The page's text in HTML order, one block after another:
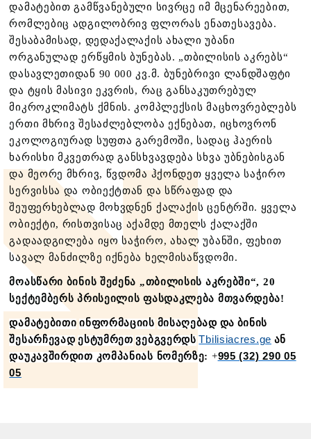
დამატებით გამწვანებული სივრცე იმ მცენარეებით,
რომლებიც ადგილობრივ ფლორას ენათესავება.
შესაბამისად, დედაქალაქის ახალი უბანი
ორგანულად ერწყმის ბუნებას. „თბილისის აკრებს“
დასავლეთიდან 90 000 კვ.მ. ბუნებრივი ლანდშაფტი
და ტყის მასივი ეკვრის, რაც განსაკუთრებულ
მიკროკლიმატს ქმნის. კომპლექსის მაცხოვრებლებს
ერთი მხრივ შესაძლებლობა ექნებათ, იცხოვრონ
ეკოლოგიურად სუფთა გარემოში, სადაც ჰაერის
ხარისხი მკვეთრად განსხვავდება სხვა უბნებისგან
და მეორე მხრივ, წვდომა ჰქონდეთ ყველა საჭირო
სერვისსა და ობიექტთან და სწრაფად და
შეუფერხებლად მოხვდნენ ქალაქის ცენტრში. ყველა
ობიექტი, რისთვისაც აქამდე მთელს ქალაქში
გადაადგილება იყო საჭირო, ახალ უბანში, ფეხით
სავალ მანძილზე იქნება ხელმისაწვდომი.
მოასწარი ბინის შეძენა „თბილისის აკრებში“, 20
სექტემბერს პრისეილის ფასდაკლება მთვარდება!
დამატებითი ინფორმაციის მისაღებად და ბინის
შესარჩევად ესტუმრეთ ვებგვერდს Tbilisiacres.ge ან
დაუკავშირდით კომპანიას ნომერზე: +995 (32) 290 05
05